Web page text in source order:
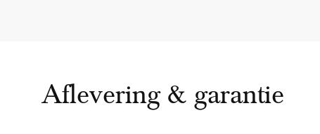
Aflevering & garantie